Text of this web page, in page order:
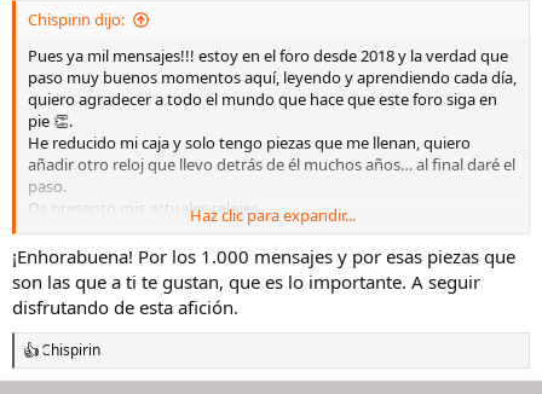
Chispirin dijo:
Pues ya mil mensajes!!! estoy en el foro desde 2018 y la verdad que
paso muy buenos momentos aquí, leyendo y aprendiendo cada día,
quiero agradecer a todo el mundo que hace que este foro siga en
pie 👏.
He reducido mi caja y solo tengo piezas que me llenan, quiero
añadir otro reloj que llevo detrás de él muchos años… al final daré el
paso.
Os presento mis actuales relojes.
Omega de ville prestige, el reloj de mi bodaVer el archivos adjunto
3258664
Le compré un armis, para cambiarlo de vez en cuando.Ver el
archivos adjunto 3258665
Montblanc star classique, también el reloj de mi boda, me cambié
de traje en el baile y como no de reloj🤣
Ver el archivos adjunto 3258666
Seiko vintage, lo vi en un escaparate y me gustó, mis padres me lo
Haz clic para expandir...
¡Enhorabuena! Por los 1.000 mensajes y por esas piezas que
son las que a ti te gustan, que es lo importante. A seguir
disfrutando de esta afición.
R
e
Chispirin